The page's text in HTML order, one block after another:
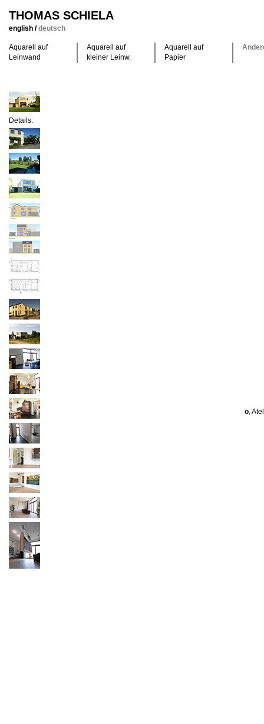
THOMAS SCHIELA
english /deutsch
Aquarell auf
Leinwand
Aquarell auf
kleiner Leinw.
Aquarell auf
Papier
Details:
o,